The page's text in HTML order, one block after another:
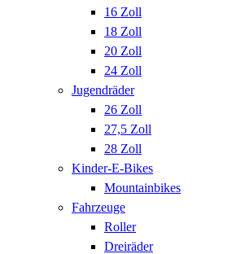
16 Zoll
18 Zoll
20 Zoll
24 Zoll
Jugendräder
26 Zoll
27,5 Zoll
28 Zoll
Kinder-E-Bikes
Mountainbikes
Fahrzeuge
Roller
Dreiräder